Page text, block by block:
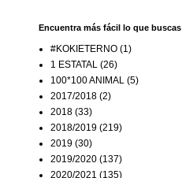
Encuentra más fácil lo que buscas
#KOKIETERNO (1)
1 ESTATAL (26)
100*100 ANIMAL (5)
2017/2018 (2)
2018 (33)
2018/2019 (219)
2019 (30)
2019/2020 (137)
2020/2021 (135)